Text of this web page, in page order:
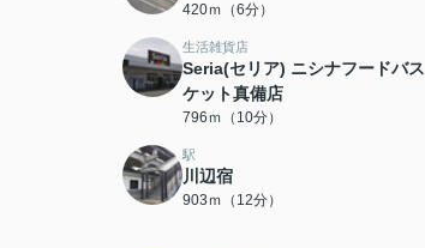
420ｍ（6分）
生活雑貨店
Seria(セリア) ニシナフードバス
ケット真備店
796ｍ（10分）
駅
川辺宿
903ｍ（12分）